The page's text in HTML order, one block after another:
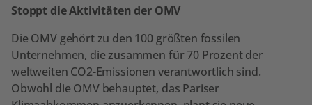
Stoppt die Aktivitäten der OMV
Die OMV gehört zu den 100 größten fossilen
Unternehmen, die zusammen für 70 Prozent der
weltweiten CO2-Emissionen verantwortlich sind.
Obwohl die OMV behauptet, das Pariser